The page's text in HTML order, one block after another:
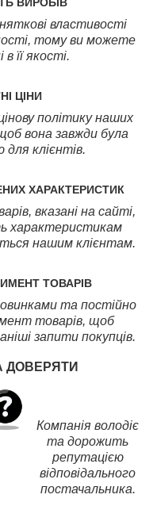
ВИРОБІВ
властивості
тому ви можете
її якості.
ЦІНИ
політику наших
вона завжди була
для клієнтів.
ХАРАКТЕРИСТИК
вказані на сайті,
характеристикам
нашим клієнтам.
ТОВАРІВ
та постійно
товарів, щоб
запити покупців.
Компанія володіє
та дорожить
репутацією
відповідального
постачальника.